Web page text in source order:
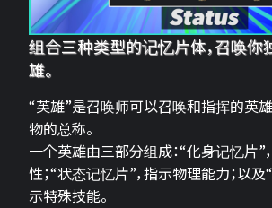
组合三种类型的记忆片体，召唤你
雄。
“英雄”是召唤师可以召唤和指挥的英
物的总称。
一个英雄由三部分组成：“化身记忆片”
性；“状态记忆片”，指示物理能力；以
示特殊技能。